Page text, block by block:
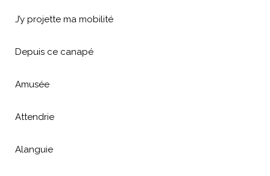
J’y projette ma mobilité
Depuis ce canapé
Amusée
Attendrie
Alanguie